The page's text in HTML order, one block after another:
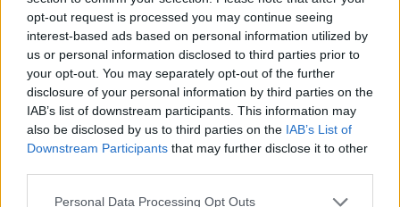
opt-out request is processed you may continue seeing
interest-based ads based on personal information utilized by
us or personal information disclosed to third parties prior to
your opt-out. You may separately opt-out of the further
disclosure of your personal information by third parties on the
IAB’s list of downstream participants. This information may
also be disclosed by us to third parties on the IAB’s List of
Downstream Participants that may further disclose it to other
Personal Data Processing Opt Outs
ΗΡΑΚΛΕΙΟ
Πλήρης απασχόληση
27/07/2026
Εργαζόμενος Kέντρου Παραγγελιών &
Παραλαβών Mερικής Aπασχόλησης (Pick - Up-
ΓΕΦΥΡΑ, ΜΑΙΣΤΡΟΥ | ΑΛΕΞΑΝΔΡΟΥΠΟΛΗ